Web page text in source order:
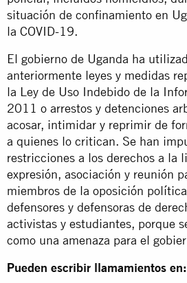
situación de confinamiento en
la COVID-19.
El gobierno de Uganda ha
anteriormente leyes y medidas
la Ley de Uso Indebido de la
2011 o arrestos y detenciones
acosar, intimidar y reprimir de
a quienes lo critican. Se han
restricciones a los derechos a la
expresión, asociación y reunión
miembros de la oposición
defensores y defensoras de
activistas y estudiantes, porque
como una amenaza para el
Pueden escribir llamamientos en: